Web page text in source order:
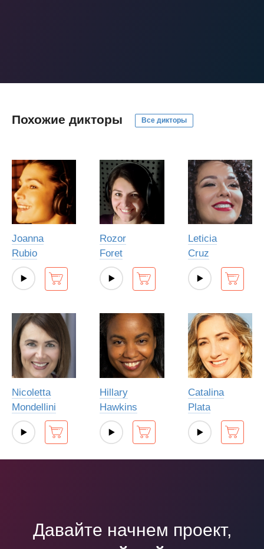
Похожие дикторы Все дикторы
Joanna
Rubio
Rozor
Foret
Leticia
Cruz
Nicoletta
Mondellini
Hillary
Hawkins
Catalina
Plata
Давайте начнем проект,